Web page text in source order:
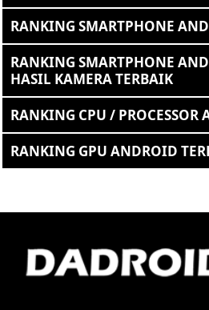
RANKING SMARTPHONE
RANKING SMARTPHONE
HASIL KAMERA TERBAIK
RANKING CPU / PROCESSOR
RANKING GPU ANDROID